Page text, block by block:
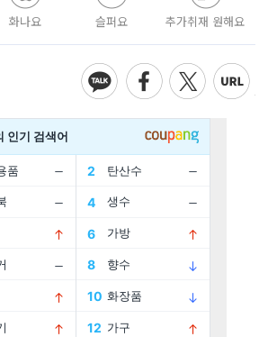
화나요 슬퍼요 추가취재 원해요